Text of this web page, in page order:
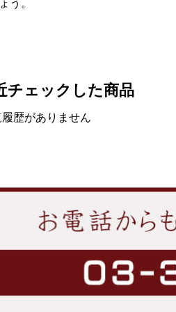
う。
チェックした商品
歴がありません